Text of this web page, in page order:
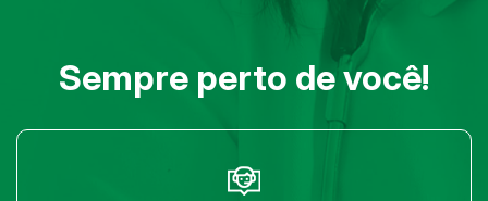
Sempre perto de você!